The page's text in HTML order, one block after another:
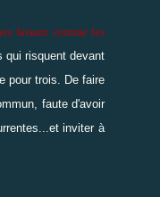
faisant comme les
qui risquent devant
pour trois. De faire
faute d'avoir
inviter à